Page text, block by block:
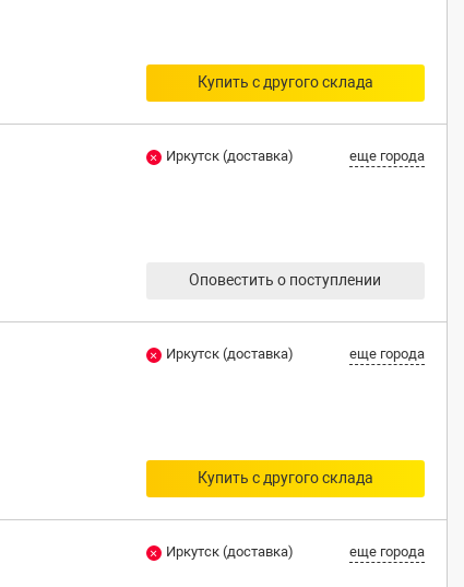
Купить с другого склада
Иркутск (доставка) еще города
Оповестить о поступлении
Иркутск (доставка) еще города
Купить с другого склада
Иркутск (доставка) еще города